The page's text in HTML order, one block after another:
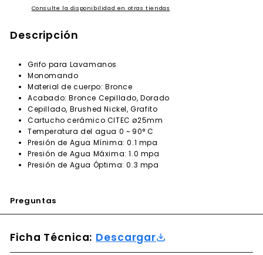
Consulte la disponibilidad en otras tiendas
Descripción
Grifo para Lavamanos
Monomando
Material de cuerpo: Bronce
Acabado: Bronce Cepillado, Dorado
Cepillado, Brushed Nickel, Grafito
Cartucho cerámico CITEC ø25mm
Temperatura del agua 0 ~ 90° C
Presión de Agua Mínima: 0.1 mpa
Presión de Agua Máxima: 1.0 mpa
Presión de Agua Óptima: 0.3 mpa
Preguntas
Ficha Técnica: Descargar